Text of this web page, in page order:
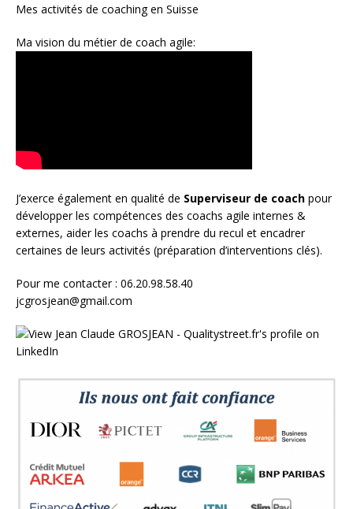
Mes activités de coaching en Suisse
Ma vision du métier de coach agile:
J’exerce également en qualité de Superviseur de coach pour
développer les compétences des coachs agile internes &
externes, aider les coachs à prendre du recul et encadrer
certaines de leurs activités (préparation d’interventions clés).
Pour me contacter : 06.20.98.58.40
jcgrosjean@gmail.com